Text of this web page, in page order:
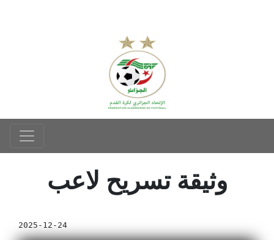
وثيقة تسريح لاعب
2025-12-24